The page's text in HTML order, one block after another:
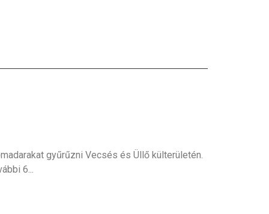
gyűrűzni Vecsés és Üllő külterületén.
6